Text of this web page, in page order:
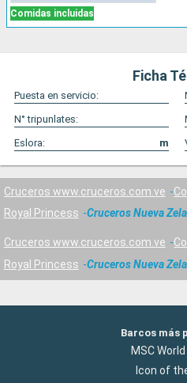
Comidas incluidas
Ficha
Puesta en servicio:
N° tripunlates:
Eslora:
m
Cruceros www.cruceros.com.ve
Royal Princess
Cruceros Nueva
Cruceros www.cruceros.com.ve
Royal Princess
Cruceros Nueva
Barcos más
MSC
Icon of